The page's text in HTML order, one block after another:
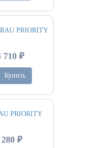
PRIORITY
710 ₽
PRIORITY
280 ₽